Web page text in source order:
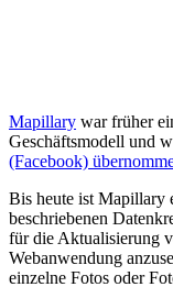
Mapillary war früher
Geschäftsmodell und
(Facebook)
Bis heute ist Mapillary
beschriebenen
für die Aktualisierung
Webanwendung
einzelne Fotos oder